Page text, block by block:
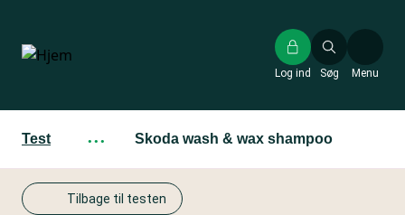
hovedindhold
Søg
Log ind Menu
Test ··· Skoda wash & wax shampoo
Tilbage til testen